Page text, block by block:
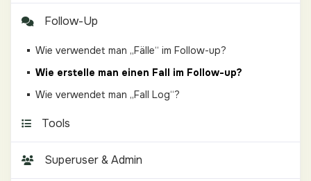
Follow-Up
Wie verwendet man „Fälle“ im Follow-up?
Wie erstelle man einen Fall im Follow-up?
Wie verwendet man „Fall Log“?
Tools
Superuser & Admin